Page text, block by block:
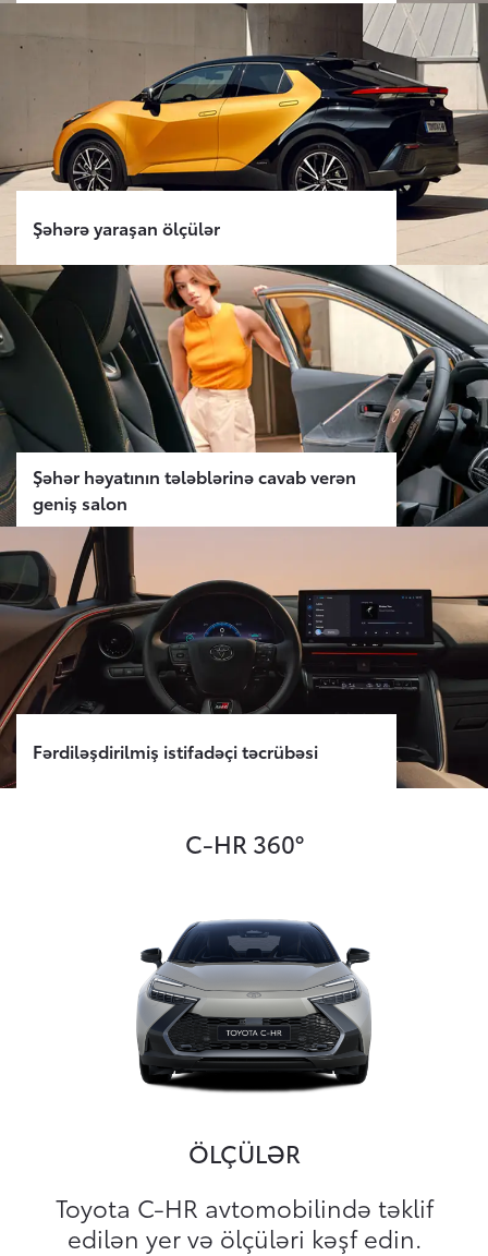
Şəhərə yaraşan ölçülər
Şəhər həyatının tələblərinə cavab verən
geniş salon
Fərdiləşdirilmiş istifadəçi təcrübəsi
C-HR 360°
ÖLÇÜLƏR
Toyota C-HR avtomobilində təklif
edilən yer və ölçüləri kəşf edin.